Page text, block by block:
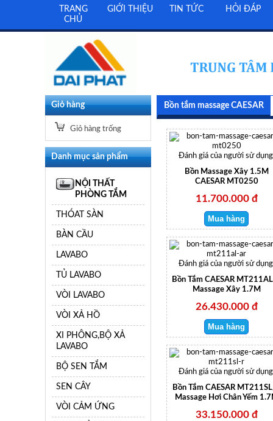
TRANG
CHỦ
GIỚI THIỆU TIN TỨC HỎI ĐÁP
Giỏ hàng
Giỏ hàng trống
Danh mục sản phẩm
NỘI THẤT
PHÒNG TẮM
THÓAT SÀN
BÀN CẦU
LAVABO
TỦ LAVABO
VÒI LAVABO
VÒI XẢ HỒ
XI PHÔNG,BỘ XẢ
LAVABO
BỘ SEN TẮM
SEN CÂY
VÒI CẢM ỨNG
Bồn tắm massage CAESAR
Đánh giá của người sử
Bồn Massage Xây 1.5M
CAESAR MT0250
11.700.000 đ
Đánh giá của người sử
Bồn Tắm CAESAR
Massage Xây 1.7M
26.430.000 đ
Đánh giá của người sử
Bồn Tắm CAESAR
Massage Hơi Chân Yếm
33.150.000 đ